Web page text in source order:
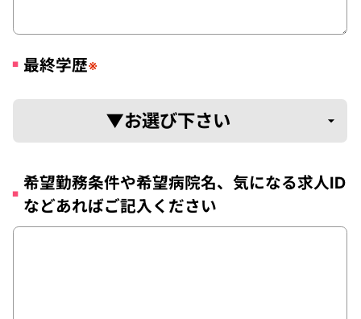
最終学歴※
希望勤務条件や希望病院名、気になる求人ID
などあればご記入ください